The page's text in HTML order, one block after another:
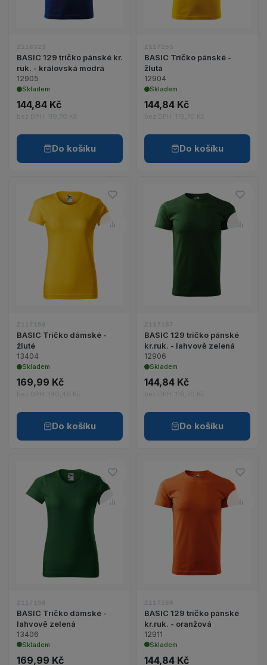
Z116323
BASIC 129 tričko pánské kr.
ruk. - královská modrá
12905
Skladem
144,84 Kč
bez DPH: 119,70 Kč
Do košíku
Z117155
BASIC Tričko pánské -
žlutá
12904
Skladem
144,84 Kč
bez DPH: 119,70 Kč
Do košíku
Do oblíbených – BASIC Tričko
Porovnat – BASIC Tričko
Zobrazit detail produktu BASIC Tričko dámské -
Z117156
BASIC Tričko dámské -
žluté
13404
Skladem
169,99 Kč
bez DPH: 140,49 Kč
Do košíku
Do
Z117157
BASIC 129 tričko pánské
kr.ruk. - lahvově zelená
12906
Skladem
144,84 Kč
bez DPH: 119,70 Kč
Do košíku
Do oblíbených – BASIC Tričko
Porovnat – BASIC Tričko
Zobrazit detail produktu BASIC Tričko dámské -
Z117158
BASIC Tričko dámské -
lahvově zelená
13406
Skladem
169,99 Kč
Do
Z117159
BASIC 129 tričko pánské
kr.ruk. - oranžová
12911
Skladem
144,84 Kč